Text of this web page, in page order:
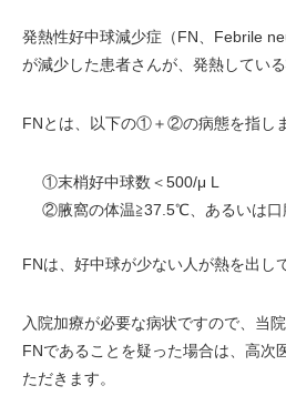
発熱性好中球減少症（FN、Febrile
が減少した患者さんが、発熱している
FNとは、以下の①＋②の病態を指しま
①末梢好中球数＜500/μ L
②腋窩の体温≧37.5℃、あるいは
FNは、好中球が少ない人が熱を出し
入院加療が必要な病状ですので、当
FNであることを疑った場合は、高次
ただきます。